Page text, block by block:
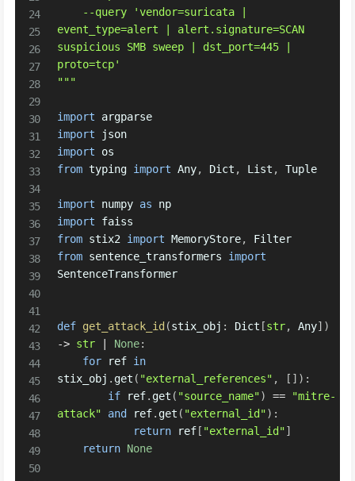
event_type=alert | alert.signature=SCAN
suspicious SMB sweep | dst_port=445 |
proto=tcp'
"""
import
import
import
from typing import Any, Dict , List , Tuple
import numpy as
import
from stix2 import MemoryStore,
from sentence_transformers import
SentenceTransformer
def get_attack_id (stix_obj : Dict [str, Any] )
-> str None:
for ref in
stix_obj . get ( "external_references" , [ ] ) :
if ref. get ( "source_name") ==
"mitre-
attack"
and ref. get ( "external_id") :
return ref [ "external_id"]
return None